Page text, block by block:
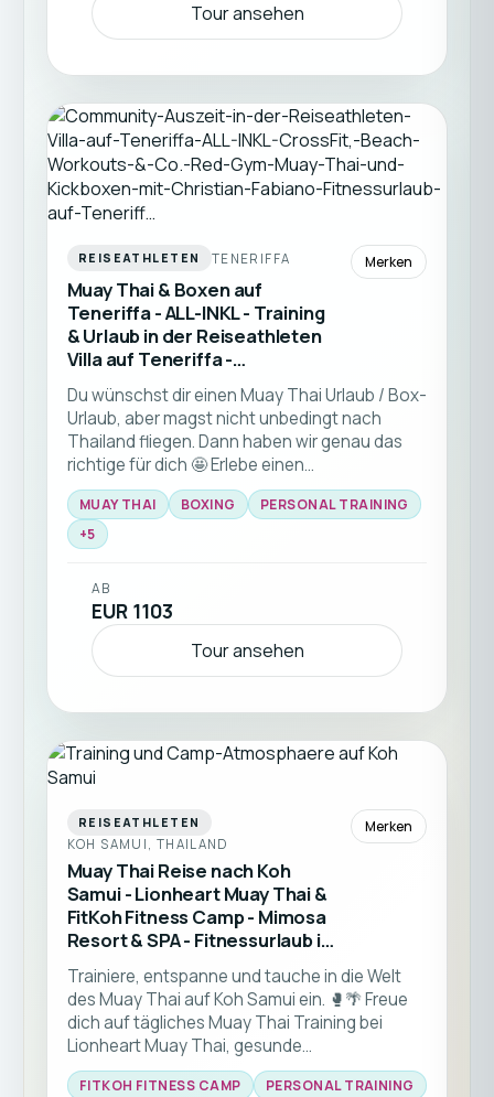
Tour ansehen
REISEATHLETEN TENERIFFA
Muay Thai & Boxen auf
Teneriffa - ALL-INKL - Training
& Urlaub in der Reiseathleten
Villa auf Teneriffa -
Fitnessurlaub auf Teneriffa
(Spanien)
Merken
Du wünschst dir einen Muay Thai Urlaub / Box-
Urlaub, aber magst nicht unbedingt nach
Thailand fliegen. Dann haben wir genau das
richtige für dich 🤩 Erlebe einen
unvergesslichen Fitnessurlaub an der
wunderschönen Costa Adeje und freue dich
auf jede Menge Muay Thai und Boxen. Du
Privatstunden den Fokus auf Muay Thai oder
Boxen legen möchtest.
MUAY THAI BOXING
PERSONAL TRAINING
+5
AB
EUR 1103
Tour ansehen
REISEATHLETEN
KOH SAMUI, THAILAND
Muay Thai Reise nach Koh
Samui - Lionheart Muay Thai &
FitKoh Fitness Camp - Mimosa
Resort & SPA - Fitnessurlaub in
Thailand
Merken
Trainiere, entspanne und tauche in die Welt
des Muay Thai auf Koh Samui ein. 🥊🌴 Freue
dich auf tägliches Muay Thai Training bei
Lionheart Muay Thai, gesunde
Vollverpflegung, wohltuende Massagen und
eine komfortable Unterkunft direkt am Strand.
FITKOH FITNESS CAMP
PERSONAL TRAINING